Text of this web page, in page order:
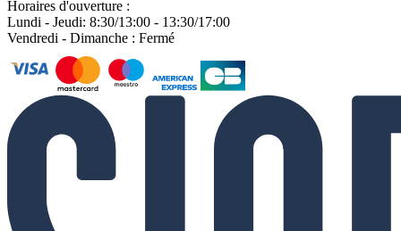
Horaires d'ouverture :
Lundi - Jeudi: 8:30/13:00 - 13:30/17:00
Vendredi - Dimanche : Fermé